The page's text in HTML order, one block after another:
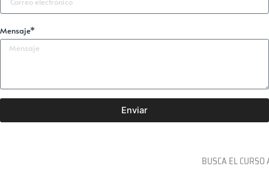
Mensaje*
Enviar
BUSCA EL CURSO